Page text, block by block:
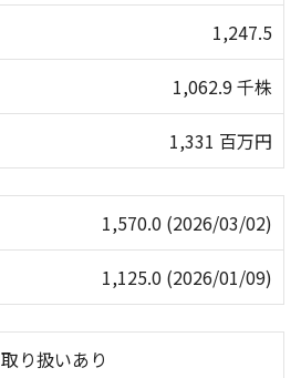
1,247.5
1,062.9 千株
1,331 百万円
1,570.0 (2026/03/02)
1,125.0 (2026/01/09)
取り扱いあり